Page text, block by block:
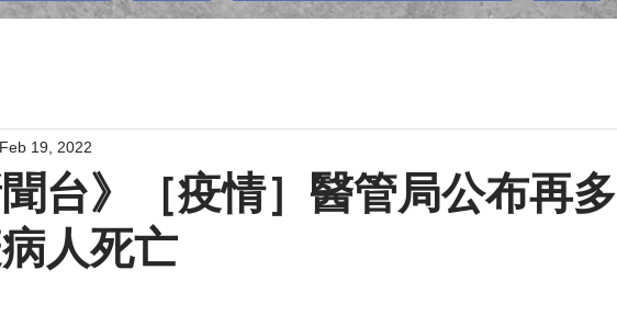
聞台》［疫情］醫管局公布再多
人死亡
Feb 19, 2022